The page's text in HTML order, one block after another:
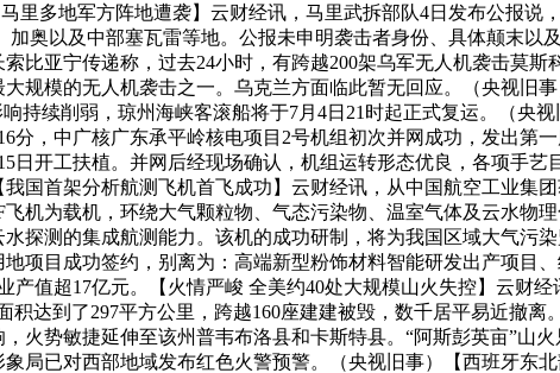
里多地军方阵地遭袭】云财经讯，马里武拆部队4日发布公报
奥以及中部塞瓦雷等地。公报未申明袭击者身份、具体颠末以
比亚宁传递称，过去24小时，有跨越200架乌军无人机袭击莫
规模的无人机袭击之一。乌克兰方面临此暂无回应。（央视旧
持续削弱，琼州海峡客滚船将于7月4日21时起正式复运。（央
分，中广核广东承平岭核电项目2号机组初次并网成功，发出第
日开工扶植。并网后经现场确认，机组运转形态优良，各项手
国首架分析航测飞机首飞成功】云财经讯，从中国航空工业集
机为载机，环绕大气颗粒物、气态污染物、温室气体及云水物
探测的集成航测能力。该机的成功研制，将为我国区域大气污
项目成功签约，别离为：高端新型粉饰材料智能研发出产项目
产值超17亿元。【火情严峻 全美约40处大规模山火失控】云财
达到了297平方公里，跨越160座建建被毁，数千居平易近撤
火势敏捷延伸至该州普韦布洛县和卡斯特县。“阿斯彭英亩”山
局已对西部地域发布红色火警预警。（央视旧事）【西班牙东